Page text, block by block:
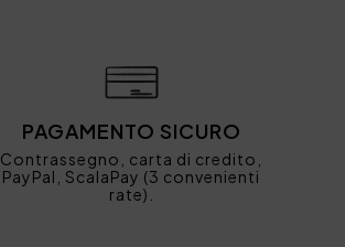
PAGAMENTO SICURO
Contrassegno, carta di credito,
PayPal, ScalaPay (3 convenienti
rate).